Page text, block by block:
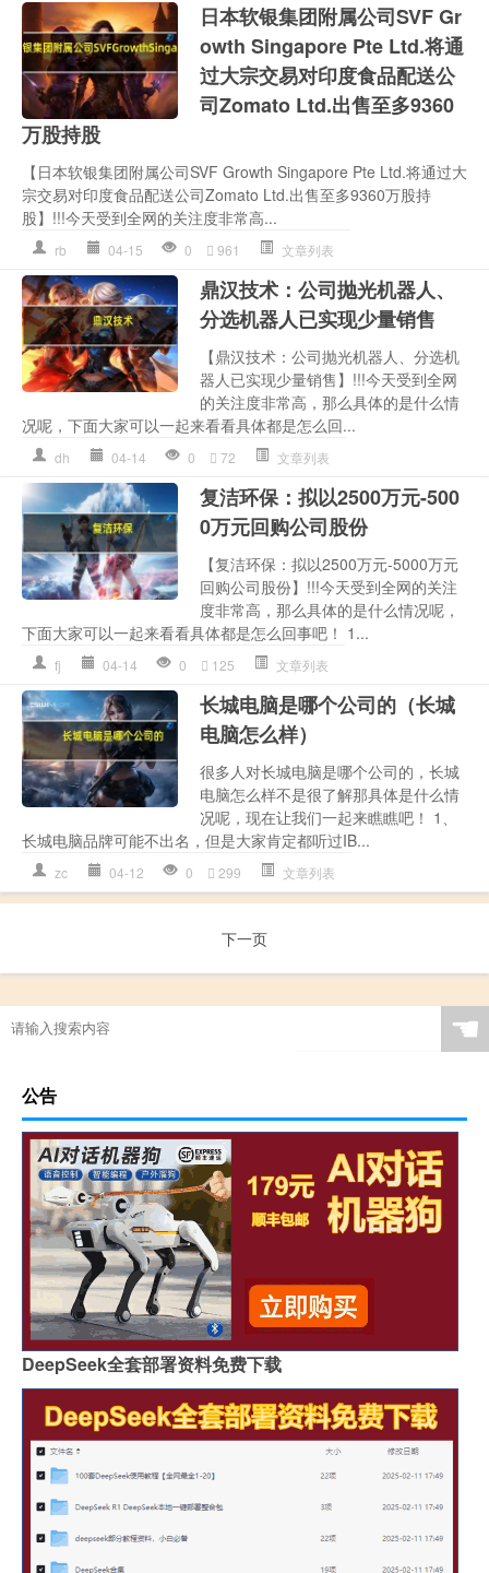
日本软银集团附属公司SVF Gr
owth Singapore Pte Ltd.将通
过大宗交易对印度食品配送公
司Zomato Ltd.出售至多9360
万股持股
【日本软银集团附属公司SVF Growth Singapore Pte Ltd.将通过大
宗交易对印度食品配送公司Zomato Ltd.出售至多9360万股持
股】!!!今天受到全网的关注度非常高...
rb 04-15 0 961 文章列表
鼎汉技术：公司抛光机器人、
分选机器人已实现少量销售
【鼎汉技术：公司抛光机器人、分选机
器人已实现少量销售】!!!今天受到全网
的关注度非常高，那么具体的是什么情
况呢，下面大家可以一起来看看具体都是怎么回...
dh 04-14 0 72 文章列表
复洁环保：拟以2500万元-500
0万元回购公司股份
【复洁环保：拟以2500万元-5000万元
回购公司股份】!!!今天受到全网的关注
度非常高，那么具体的是什么情况呢，
下面大家可以一起来看看具体都是怎么回事吧！ 1...
fj 04-14 0 125 文章列表
长城电脑是哪个公司的（长城
电脑怎么样）
很多人对长城电脑是哪个公司的，长城
电脑怎么样不是很了解那具体是什么情
况呢，现在让我们一起来瞧瞧吧！ 1、
长城电脑品牌可能不出名，但是大家肯定都听过IB...
zc 04-12 0 299 文章列表
下一页
☚
公告
DeepSeek全套部署资料免费下载